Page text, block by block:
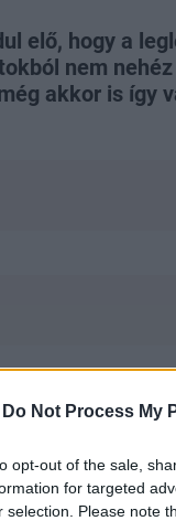
Do Not Process My
opt-out of the sale,
for targeted
selection. Please note
elő, hogy a
nem
akkor is így
arra,
nincs ott a
sem viseli a
mintha teljesen
mert most